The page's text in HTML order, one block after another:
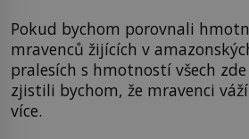
Pokud bychom porovnali
mravenců žijících v
pralesích s hmotností všech
zjistili bychom, že mravenci
více.